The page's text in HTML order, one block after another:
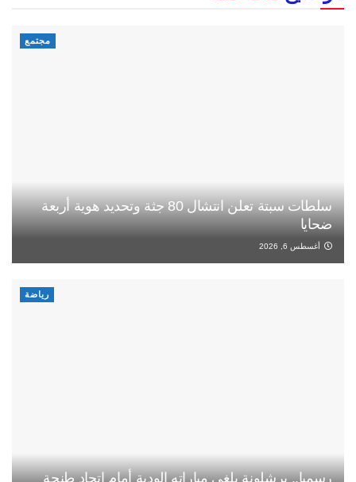
مجتمع
سلطات سبتة تعلن انتشال 80 جثة وتحديد هوية أربعة
ضحايا
أغسطس 6, 2026
رياضة
رسميا.. برشلونة يلغي مباراته الودية أمام اتحاد طنجة